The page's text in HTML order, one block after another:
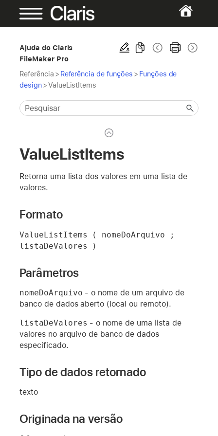
Ajuda do Claris
FileMaker Pro
Referência > Referência de funções > Funções de
design>ValueListItems
ValueListItems
Retorna uma lista dos valores em uma lista de
valores.
Formato
ValueListItems ( nomeDoArquivo ;
listaDeValores )
Parâmetros
nomeDoArquivo - o nome de um arquivo de
banco de dados aberto (local ou remoto).
listaDeValores - o nome de uma lista de
valores no arquivo de banco de dados
especificado.
Tipo de dados retornado
texto
Originada na versão